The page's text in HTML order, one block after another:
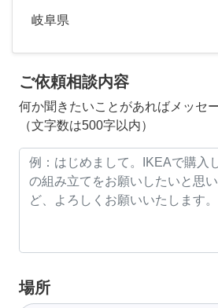
岐阜県
ご依頼相談内容
何か聞きたいことがあればメッセ
（文字数は500字以内）
場所